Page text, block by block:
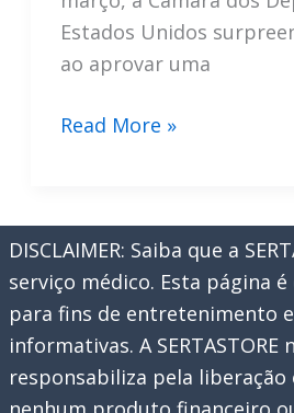
Estados Unidos
ao aprovar uma
O
Read More »
DISCLAIMER: Saiba que a
serviço médico. Esta página
para fins de entretenimento
informativas. A SERTASTORE
responsabiliza pela liberação